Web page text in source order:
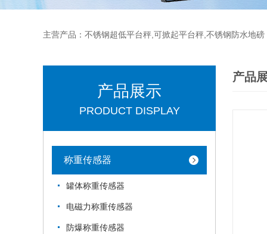
主营产品：不锈钢超低平台秤,可掀起平台秤,不锈钢防水地磅
产品展示
PRODUCT DISPLAY
称重传感器
罐体称重传感器
电磁力称重传感器
防爆称重传感器
产品